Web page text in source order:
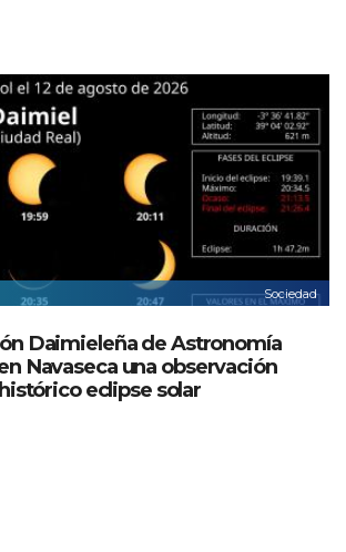
Sociedad
Daimieleña de Astronomía
Navaseca una observación
eclipse solar